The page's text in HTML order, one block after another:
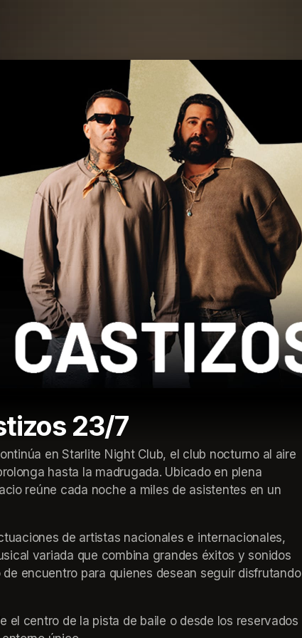
23/7
hasta la madrugada. Ubicado en plena
reúne cada noche a miles de asistentes en un
de artistas nacionales e internacionales,
variada que combina grandes éxitos y sonidos
encuentro para quienes desean seguir disfrutando
el centro de la pista de baile o desde los reservados